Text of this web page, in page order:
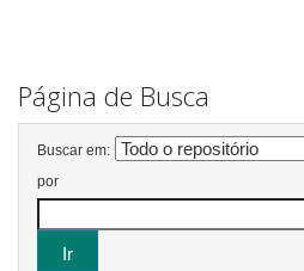
Página de Busca
Buscar em:
por